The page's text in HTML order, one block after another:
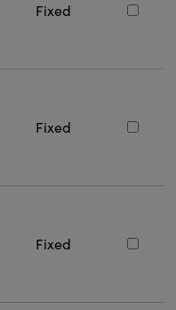
Fixed
Fixed
Fixed